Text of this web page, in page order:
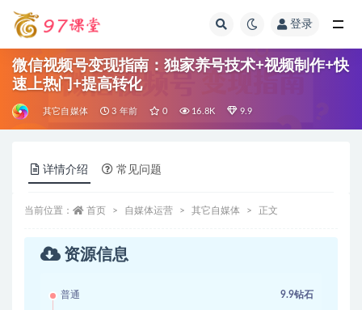
登录
微信视频号变现指南：独家养号技术+视频制作+快
速上热门+提高转化
其它自媒体 3 年前 0 16.8K 9.9
详情介绍 常见问题
当前位置： 首页 自媒体运营 其它自媒体 正文
资源信息
普通 9.9钻石